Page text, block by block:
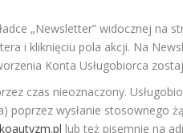
„Newsletter” widocznej na
i kliknięciu pola akcji. Na
Konta Usługobiorca
czas nieoznaczony.
wysłanie stosownego
lub też pisemnie na